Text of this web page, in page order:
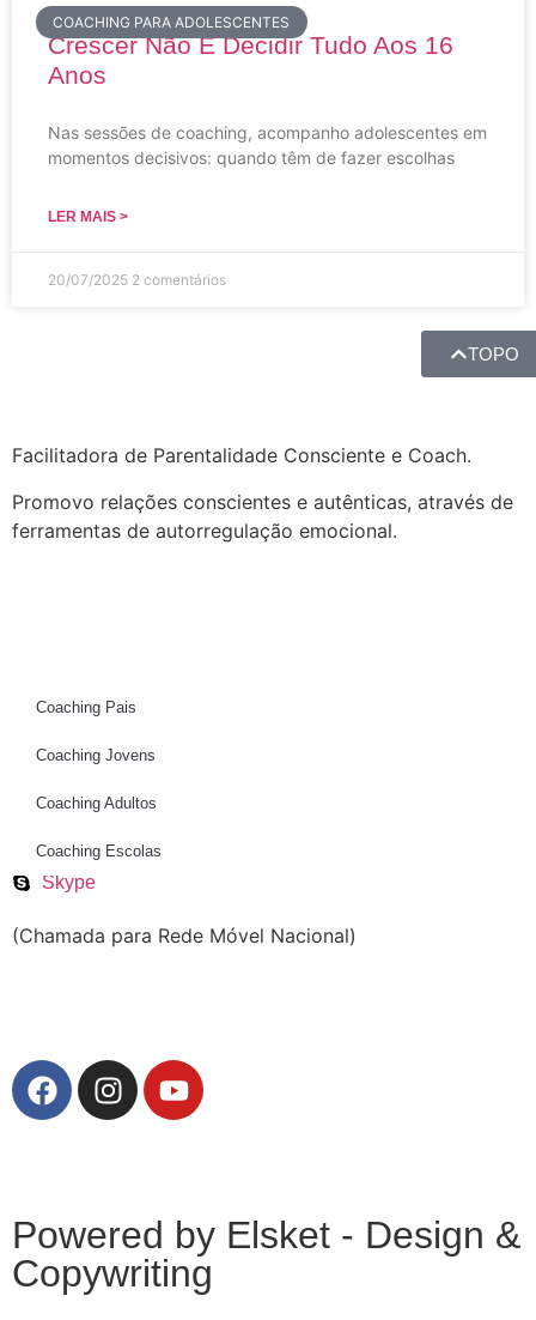
COACHING PARA ADOLESCENTES
Crescer Não É Decidir Tudo Aos 16
Anos
Nas sessões de coaching, acompanho adolescentes em
momentos decisivos: quando têm de fazer escolhas
LER MAIS >
20/07/2025 2 comentários
TOPO
Facilitadora de Parentalidade Consciente e Coach.
Promovo relações conscientes e autênticas, através de
ferramentas de autorregulação emocional.
Coaching Pais
Coaching Jovens
Coaching Adultos
Coaching Escolas
Telefone
WhatsApp
Skype
(Chamada para Rede Móvel Nacional)
Powered by Elsket - Design &
Copywriting